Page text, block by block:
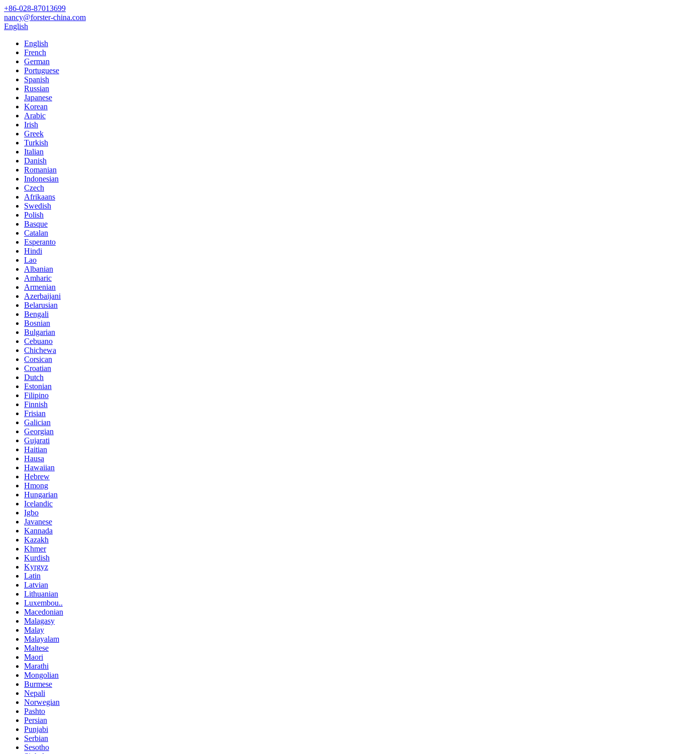
+86-028-87013699
nancy@forster-china.com
English
English
French
German
Portuguese
Spanish
Russian
Japanese
Korean
Arabic
Irish
Greek
Turkish
Italian
Danish
Romanian
Indonesian
Czech
Afrikaans
Swedish
Polish
Basque
Catalan
Esperanto
Hindi
Lao
Albanian
Amharic
Armenian
Azerbaijani
Belarusian
Bengali
Bosnian
Bulgarian
Cebuano
Chichewa
Corsican
Croatian
Dutch
Estonian
Filipino
Finnish
Frisian
Galician
Georgian
Gujarati
Haitian
Hausa
Hawaiian
Hebrew
Hmong
Hungarian
Icelandic
Igbo
Javanese
Kannada
Kazakh
Khmer
Kurdish
Kyrgyz
Latin
Latvian
Lithuanian
Luxembou..
Macedonian
Malagasy
Malay
Malayalam
Maltese
Maori
Marathi
Mongolian
Burmese
Nepali
Norwegian
Pashto
Persian
Punjabi
Serbian
Sesotho